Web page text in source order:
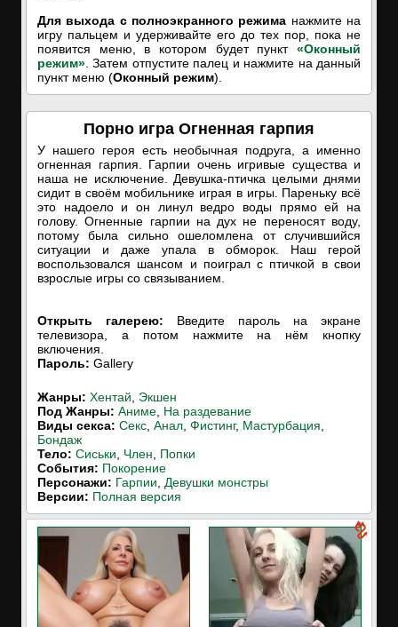
Для выхода с полноэкранного режима нажмите на
игру пальцем и удерживайте его до тех пор, пока не
появится меню, в котором будет пункт «Оконный
режим» . Затем отпустите палец и нажмите на данный
пункт меню (Оконный режим).
Порно игра Огненная гарпия
У нашего героя есть необычная подруга, а именно
огненная гарпия. Гарпии очень игривые существа и
наша не исключение. Девушка-птичка целыми днями
сидит в своём мобильнике играя в игры. Пареньку всё
это надоело и он линул ведро воды прямо ей на
голову. Огненные гарпии на дух не переносят воду,
потому была сильно ошеломлена от случившийся
ситуации и даже упала в обморок. Наш герой
воспользовался шансом и поиграл с птичкой в свои
взрослые игры со связыванием.
Открыть галерею: Введите пароль на экране
телевизора, а потом нажмите на нём кнопку
включения.
Пароль: Gallery
Жанры: Хентай
Экшен
Под Жанры: Аниме На раздевание
Виды секса: Секс Анал Фистинг, Мастурбация
Бондаж
Тело: Сиськи Член
Попки
События: Покорение
Персонажи: Гарпии
Девушки монстры
Версии: Полная версия